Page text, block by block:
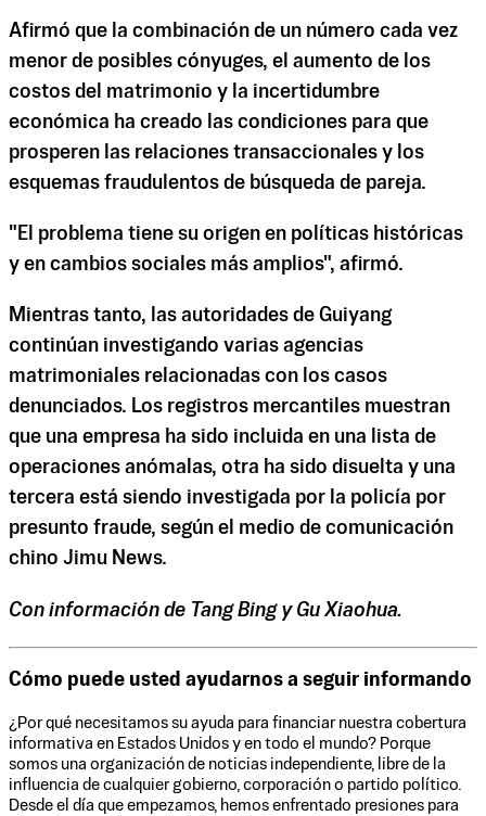
Afirmó que la combinación de un número cada vez
menor de posibles cónyuges, el aumento de los
costos del matrimonio y la incertidumbre
económica ha creado las condiciones para que
prosperen las relaciones transaccionales y los
esquemas fraudulentos de búsqueda de pareja.
"El problema tiene su origen en políticas históricas
y en cambios sociales más amplios", afirmó.
Mientras tanto, las autoridades de Guiyang
continúan investigando varias agencias
matrimoniales relacionadas con los casos
denunciados. Los registros mercantiles muestran
que una empresa ha sido incluida en una lista de
operaciones anómalas, otra ha sido disuelta y una
tercera está siendo investigada por la policía por
presunto fraude, según el medio de comunicación
chino Jimu News.
Con información de Tang Bing y Gu Xiaohua.
Cómo puede usted ayudarnos a seguir informando
¿Por qué necesitamos su ayuda para financiar nuestra cobertura
informativa en Estados Unidos y en todo el mundo? Porque
somos una organización de noticias independiente, libre de la
influencia de cualquier gobierno, corporación o partido político.
Desde el día que empezamos, hemos enfrentado presiones para